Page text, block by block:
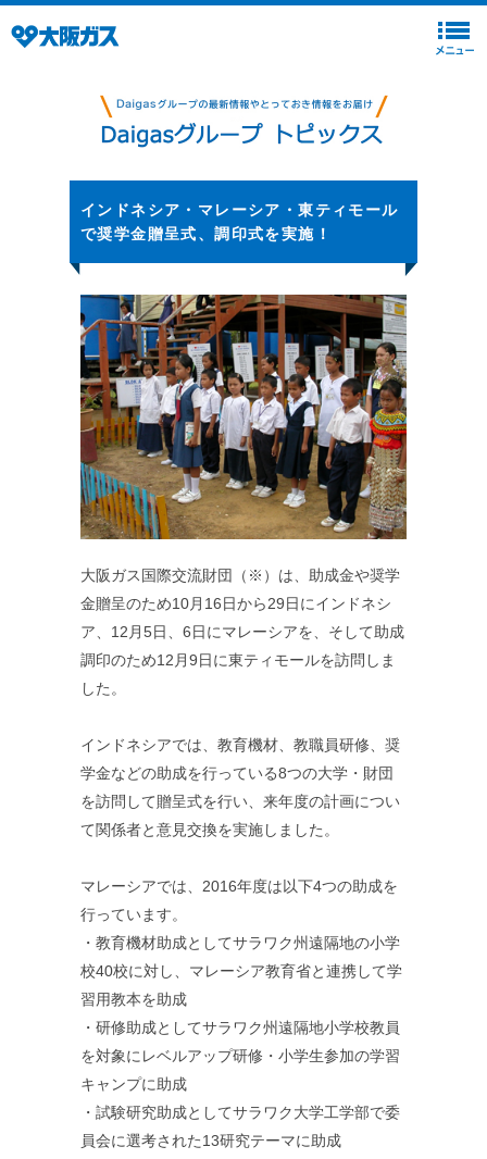
インドネシア・マレーシア・東ティモール
で奨学金贈呈式、調印式を実施！
大阪ガス国際交流財団（※）は、助成金や奨学
金贈呈のため10月16日から29日にインドネシ
ア、12月5日、6日にマレーシアを、そして助成
調印のため12月9日に東ティモールを訪問しま
した。
インドネシアでは、教育機材、教職員研修、奨
学金などの助成を行っている8つの大学・財団
を訪問して贈呈式を行い、来年度の計画につい
て関係者と意見交換を実施しました。
マレーシアでは、2016年度は以下4つの助成を
行っています。
・教育機材助成としてサラワク州遠隔地の小学
校40校に対し、マレーシア教育省と連携して学
習用教本を助成
・研修助成としてサラワク州遠隔地小学校教員
を対象にレベルアップ研修・小学生参加の学習
キャンプに助成
・試験研究助成としてサラワク大学工学部で委
員会に選考された13研究テーマに助成